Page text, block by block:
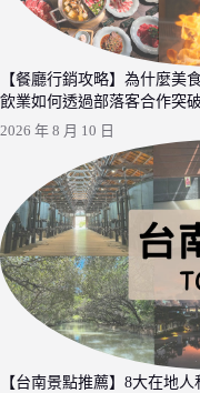
【餐廳行銷攻略】為什麼美
飲業如何透過部落客合作突
2026 年 8 月 10 日
【台南景點推薦】8大在地